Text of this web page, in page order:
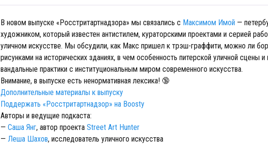
В новом выпуске «Росстритартнадзора» мы связались с Максимом Имой —
художником, который известен антистилем, кураторскими проектами и серией
уличном искусстве. Мы обсудили, как Макс пришел к трэш-граффити, можно ли
рисунками на исторических зданиях, в чем особенность питерской уличной сцены
вандальные практики с институциональным миром современного искусства.
Внимание, в выпуске есть ненормативная лексика! 🔞
Дополнительные материалы к выпуску
Поддержать «Росстритартнадзор» на Boosty
Авторы и ведущие подкаста:
— Саша Янг, автор проекта Street Art Hunter
— Леша Шахов, исследователь уличного искусства